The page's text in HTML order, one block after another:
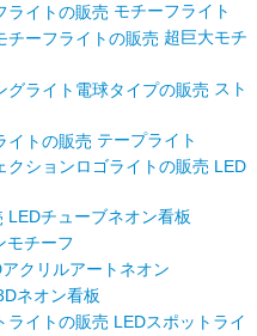
モチーフライト
超巨大モチ
スト
テープライト
LED
LEDチューブネオン看板
モチーフ
クリルアートネオン
ネオン看板
LEDスポットライ